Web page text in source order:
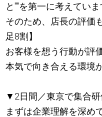
と""を第一に考えていま
そのため、店長の評価
足8割】
お客様を想う行動が評
本気で向き合える環境
▼2日間／東京で集合研
まずは企業理解を深め